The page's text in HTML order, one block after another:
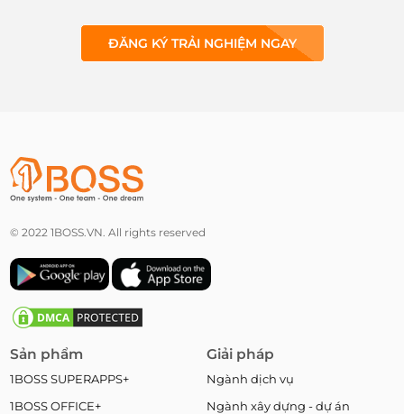
ĐĂNG KÝ TRẢI NGHIỆM NGAY
© 2022 1BOSS.VN. All rights reserved
Sản phẩm
1BOSS SUPERAPPS+
1BOSS OFFICE+
Giải pháp
Ngành dịch vụ
Ngành xây dựng - dự án